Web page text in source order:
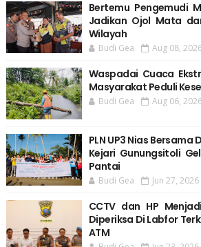
Bertemu Pengemudi
Jadikan Ojol Mata
Wilayah
Budi Gea Aug 08,
Waspadai Cuaca
Masyarakat Peduli
Budi Gea Aug 06,
PLN UP3 Nias
Kejari Gunungsitoli
Pantai
Budi Gea Jun 27, 2026
CCTV dan HP
Diperiksa Di Labfor
ATM